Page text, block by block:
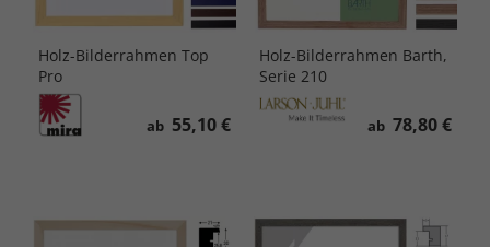
Holz-Bilderrahmen Top
Pro
ab 55,10 €
Holz-Bilderrahmen Barth,
Serie 210
ab 78,80 €